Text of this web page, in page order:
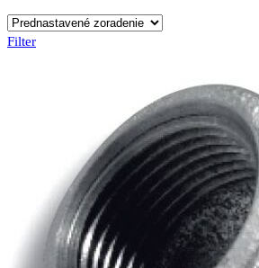
Filter